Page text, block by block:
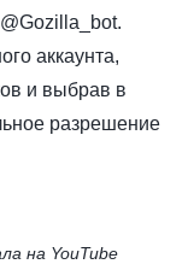
аккаунта,
и выбрав в
разрешение
на YouTube